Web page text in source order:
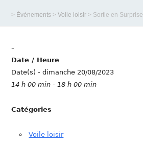
> Évènements >Voile loisir > Sortie en Surprise
-
Date / Heure
Date(s) - dimanche 20/08/2023
14 h 00 min - 18 h 00 min
Catégories
Voile loisir